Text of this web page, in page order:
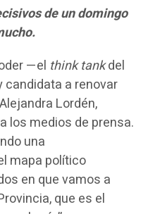
de un domingo
—el think tankdel
a renovar
Lordén,
los medios de prensa.
una
mapa político
en que vamos a
que es el